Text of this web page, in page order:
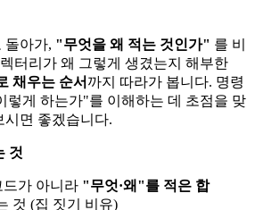
돌아가, "무엇을 왜 적는 것인가" 를 비
터리가 왜 그렇게 생겼는지 해부한
채우는 순서 까지 따라가 봅니다. 명령
렇게 하는가"를 이해하는 데 초점을 맞
시면 좋겠습니다.
것
드가 아니라 "무엇·왜"를 적은 합
것 (집 짓기 비유)